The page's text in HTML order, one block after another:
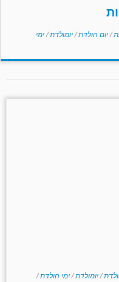
/יום הולדת/יומולדת/ימי
/יומולדת/ימי הולדת/